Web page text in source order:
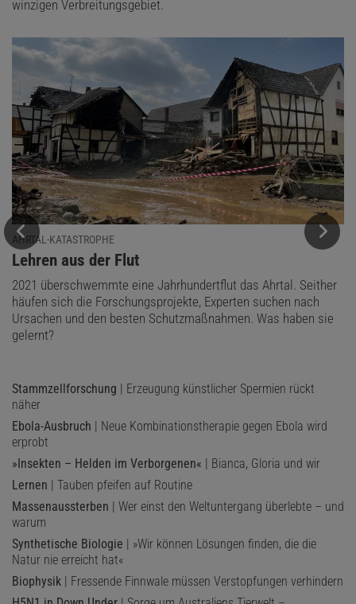
winzigen Verbreitungsgebiet.
AHRTAL-KATASTROPHE
:
Lehren aus der Flut
2021 überschwemmte eine Jahrhundertflut das Ahrtal. Seither
häufen sich die Forschungsprojekte, Experten suchen nach
Ursachen und den besten Schutzmaßnahmen. Was haben sie
gelernt?
Stammzellforschung | Erzeugung künstlicher Spermien rückt
näher
Ebola-Ausbruch | Neue Kombinationstherapie gegen Ebola wird
erprobt
»Insekten – Helden im Verborgenen« | Bianca, Gloria und wir
Lernen | Tauben pfeifen auf Routine
Massenaussterben | Wer einst den Weltuntergang überlebte – und
warum
Synthetische Biologie | »Wir können Lösungen finden, die die
Natur nie erreicht hat«
Biophysik | Fressende Finnwale müssen Verstopfungen verhindern